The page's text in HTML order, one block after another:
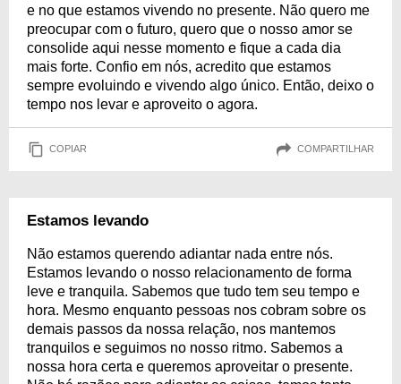
e no que estamos vivendo no presente. Não quero me
preocupar com o futuro, quero que o nosso amor se
consolide aqui nesse momento e fique a cada dia
mais forte. Confio em nós, acredito que estamos
sempre evoluindo e vivendo algo único. Então, deixo o
tempo nos levar e aproveito o agora.
COPIAR COMPARTILHAR
Estamos levando
Não estamos querendo adiantar nada entre nós.
Estamos levando o nosso relacionamento de forma
leve e tranquila. Sabemos que tudo tem seu tempo e
hora. Mesmo enquanto pessoas nos cobram sobre os
demais passos da nossa relação, nos mantemos
tranquilos e seguimos no nosso ritmo. Sabemos a
nossa hora certa e queremos aproveitar o presente.